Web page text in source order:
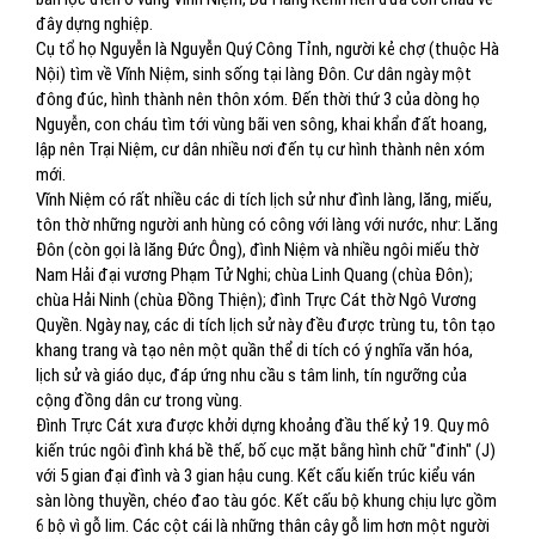
đây dựng nghiệp.
Cụ tổ họ Nguyễn là Nguyễn Quý Công Tỉnh, người kẻ chợ (thuộc Hà
Nội) tìm về Vĩnh Niệm, sinh sống tại làng Đôn. Cư dân ngày một
đông đúc, hình thành nên thôn xóm. Đến thời thứ 3 của dòng họ
Nguyễn, con cháu tìm tới vùng bãi ven sông, khai khẩn đất hoang,
lập nên Trại Niệm, cư dân nhiều nơi đến tụ cư hình thành nên xóm
mới.
Vĩnh Niệm có rất nhiều các di tích lịch sử như đình làng, lăng, miếu,
tôn thờ những người anh hùng có công với làng với nước, như: Lăng
Đôn (còn gọi là lăng Đức Ông), đình Niệm và nhiều ngôi miếu thờ
Nam Hải đại vương Phạm Tử Nghi; chùa Linh Quang (chùa Đôn);
chùa Hải Ninh (chùa Đồng Thiện); đình Trực Cát thờ Ngô Vương
Quyền. Ngày nay, các di tích lịch sử này đều được trùng tu, tôn tạo
khang trang và tạo nên một quần thể di tích có ý nghĩa văn hóa,
lịch sử và giáo dục, đáp ứng nhu cầu s tâm linh, tín ngưỡng của
cộng đồng dân cư trong vùng.
Đình Trực Cát xưa được khởi dựng khoảng đầu thế kỷ 19. Quy mô
kiến trúc ngôi đình khá bề thế, bố cục mặt bằng hình chữ "đinh" (J)
với 5 gian đại đình và 3 gian hậu cung. Kết cấu kiến trúc kiểu ván
sàn lòng thuyền, chéo đao tàu góc. Kết cấu bộ khung chịu lực gồm
6 bộ vì gỗ lim. Các cột cái là những thân cây gỗ lim hơn một người